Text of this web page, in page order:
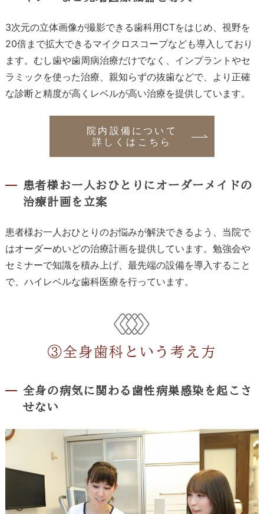
3次元の立体画像が撮影できる歯科用CTをはじめ、視野を
20倍まで拡大できるマイクロスコープなども導入しており
ます。むし歯や歯周病治療だけでなく、インプラントやセ
ラミックを使った治療、親知らずの抜歯などで、より正確
な診断と精度が高くレベルが高い治療を提供しています。
院内設備について
詳しくはこちら
患者様お一人おひとりにオーダーメイドの
治療計画を立案
患者様お一人おひとりのお悩みが解決できるよう、当院で
はオーダーめいどの治療計画を提供しています。勉強会や
セミナーで知識を積み上げ、最先端の設備を導入すること
で、ハイレベルな歯科医療を行っています。
③全身歯科という考え方
全身の病気に関わる歯性病巣感染を起こさ
せない